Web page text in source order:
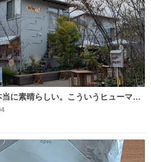
に素晴らしい。こういうヒューマン
んだよ。